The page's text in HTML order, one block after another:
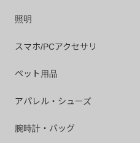
照明
スマホ/PCアクセサリ
ペット用品
アパレル・シューズ
腕時計・バッグ